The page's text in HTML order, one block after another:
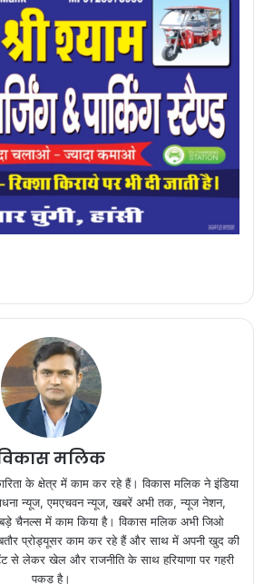
मलिक
के क्षेत्र में काम कर रहे हैं। विकास मलिक ने इंडिया
न्यूज, एमएचवन न्यूज, खबरें अभी तक, न्यूज नेशन,
चैनल्स में काम किया है। विकास मलिक अभी जिओ
बतौर प्रोड्यूसर काम कर रहे हैं और साथ में अपनी खुद की
से लेकर खेल और राजनीति के साथ हरियाणा पर गहरी
पकड़ है।